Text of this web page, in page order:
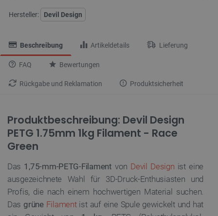
Hersteller: Devil Design
Beschreibung Artikeldetails Lieferung
FAQ Bewertungen
Rückgabe und Reklamation Produktsicherheit
Produktbeschreibung: Devil Design
PETG 1.75mm 1kg Filament - Race
Green
Das 1,75-mm-PETG-Filament von Devil Design ist eine
ausgezeichnete Wahl für 3D-Druck-Enthusiasten und
Profis, die nach einem hochwertigen Material suchen.
Das grüne Filamentist auf eine Spule gewickelt und hat